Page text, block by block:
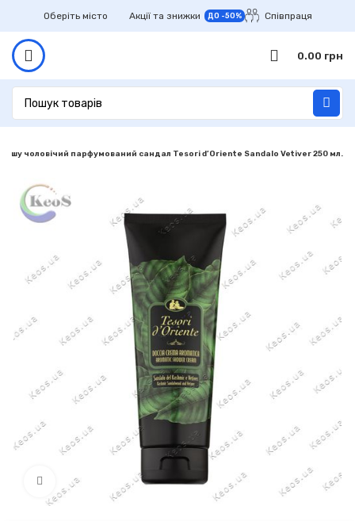
Оберіть місто Акції та знижки ДО -50% Співпраця
0.00 грн
душу чоловічий парфумований сандал Tesori d’Oriente Sandalo Vetiver 250 мл.
Click to enlarge